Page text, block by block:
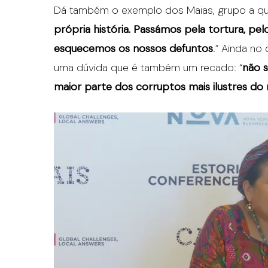
Dá também o exemplo dos Maias, grupo a
própria história. Passámos pela tortura,
esquecemos os nossos defuntos.” Ainda
uma dúvida que é também um recado: “não
maior parte dos corruptos mais ilustres